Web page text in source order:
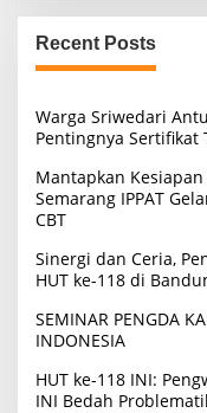
r
c
h
f
r
:
Recent Posts
Warga Sriwedari
Pentingnya Sertifikat
Mantapkan
Semarang IPPAT
CBT
Sinergi dan Ceria,
HUT ke-118 di
SEMINAR PENGDA
INDONESIA
HUT ke-118 INI:
INI Bedah